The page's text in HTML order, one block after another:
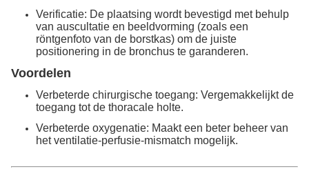
Verificatie: De plaatsing wordt bevestigd met behulp
van auscultatie en beeldvorming (zoals een
röntgenfoto van de borstkas) om de juiste
positionering in de bronchus te garanderen.
Voordelen
Verbeterde chirurgische toegang: Vergemakkelijkt de
toegang tot de thoracale holte.
Verbeterde oxygenatie: Maakt een beter beheer van
het ventilatie-perfusie-mismatch mogelijk.